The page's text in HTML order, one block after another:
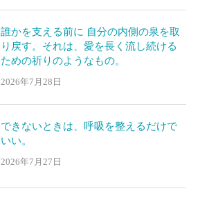
誰かを支える前に 自分の内側の泉を取
り戻す。それは、愛を長く流し続ける
ための祈りのようなもの。
2026年7月28日
できないときは、呼吸を整えるだけで
いい。
2026年7月27日